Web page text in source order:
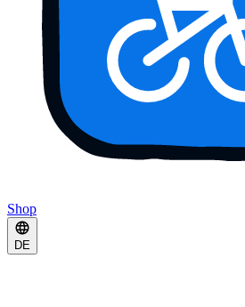
Shop
DE